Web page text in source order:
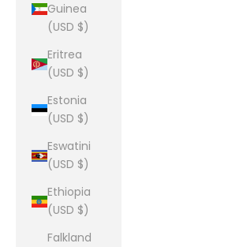
Guinea
(USD $)
Eritrea
(USD $)
Estonia
(USD $)
Eswatini
(USD $)
Ethiopia
(USD $)
Falkland